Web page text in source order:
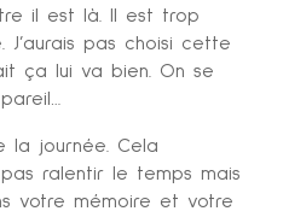
il est là. Il est trop
J’aurais pas choisi cette
ça lui va bien. On se
la journée. Cela
ralentir le temps mais
votre mémoire et votre